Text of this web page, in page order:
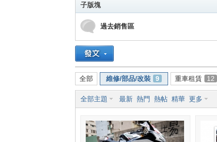
子版塊
過去銷售區
全部 維修/部品/改裝 9 重車租賃 12
全部主題 最新 熱門 熱帖 精華 更多